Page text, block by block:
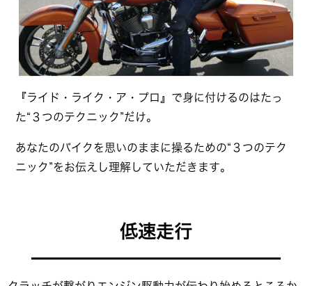
『ライド・ライク・ア・プロ』で身に付けるのはたっ
た“３つのテクニック”だけ。
あなたのバイクを思いのままに操るための“３つのテク
ニック”をお伝えし理解していただきます。
低速走行